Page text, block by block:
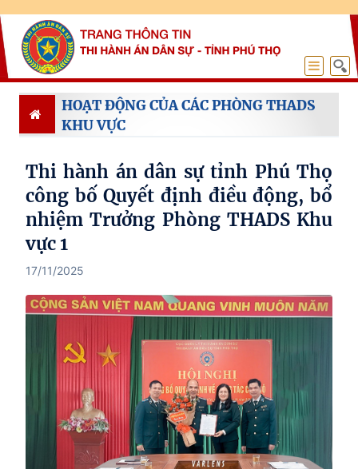
HOẠT ĐỘNG CỦA CÁC PHÒNG THADS
KHU VỰC
Thi hành án dân sự tỉnh Phú Thọ
công bố Quyết định điều động, bổ
nhiệm Trưởng Phòng THADS Khu
vực 1
17/11/2025